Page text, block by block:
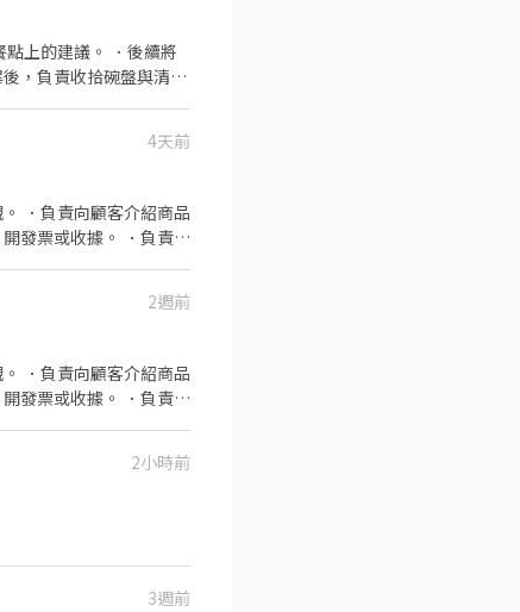
上的建議。 ．後續將
，負責收拾碗盤與清理
4天前
．負責向顧客介紹商品
發票或收據。 ．負責在
2週前
．負責向顧客介紹商品
發票或收據。 ．負責販
2小時前
3週前